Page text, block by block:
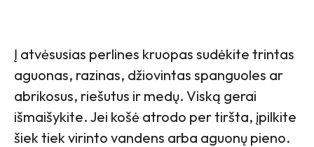
Į atvėsusias perlines kruopas sudėkite trintas
aguonas, razinas, džiovintas spanguoles ar
abrikosus, riešutus ir medų. Viską gerai
išmaišykite. Jei košė atrodo per tiršta, įpilkite
šiek tiek virinto vandens arba aguonų pieno.